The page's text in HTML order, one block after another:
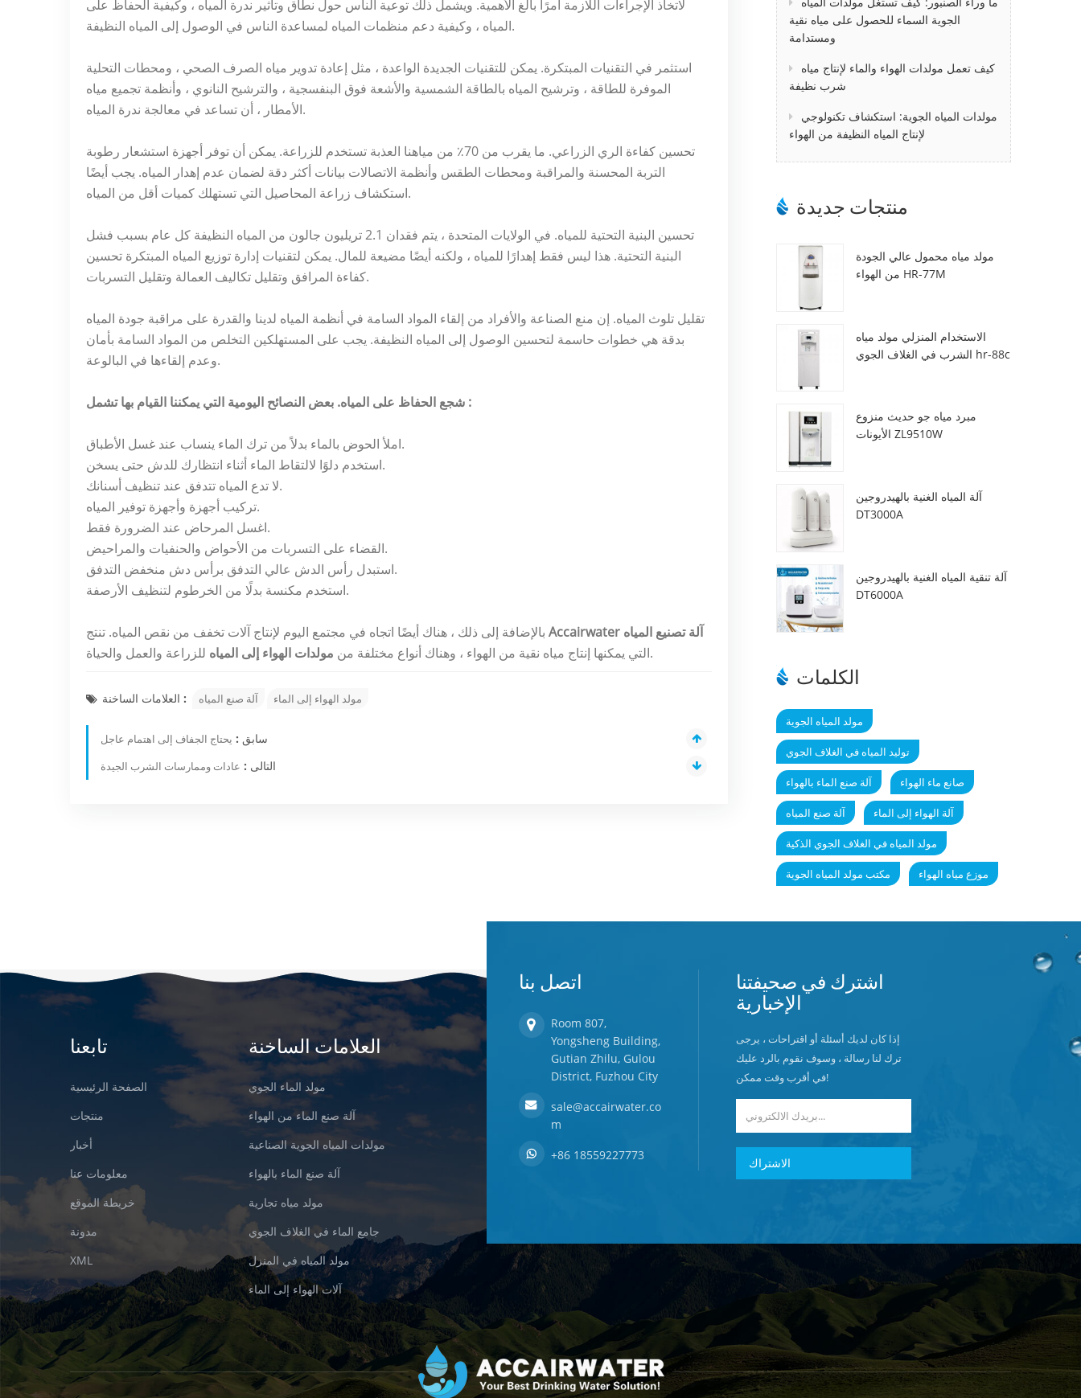
لاتخاذ الإجراءات اللازمة أمرًا بالغ الأهمية. ويشمل ذلك توعية الناس حول نطاق وتأثير ندرة المياه ، وكيفية الحفاظ على
المياه ، وكيفية دعم منظمات المياه لمساعدة الناس في الوصول إلى المياه النظيفة.
استثمر في التقنيات المبتكرة. يمكن للتقنيات الجديدة الواعدة ، مثل إعادة تدوير مياه الصرف الصحي ، ومحطات التحلية
الموفرة للطاقة ، وترشيح المياه بالطاقة الشمسية والأشعة فوق البنفسجية ، والترشيح النانوي ، وأنظمة تجميع مياه
الأمطار ، أن تساعد في معالجة ندرة المياه.
تحسين كفاءة الري الزراعي. ما يقرب من 70٪ من مياهنا العذبة تستخدم للزراعة. يمكن أن توفر أجهزة استشعار رطوبة
التربة المحسنة والمراقبة ومحطات الطقس وأنظمة الاتصالات بيانات أكثر دقة لضمان عدم إهدار المياه. يجب أيضًا
استكشاف زراعة المحاصيل التي تستهلك كميات أقل من المياه.
تحسين البنية التحتية للمياه. في الولايات المتحدة ، يتم فقدان 2.1 تريليون جالون من المياه النظيفة كل عام بسبب فشل
البنية التحتية. هذا ليس فقط إهدارًا للمياه ، ولكنه أيضًا مضيعة للمال. يمكن لتقنيات إدارة توزيع المياه المبتكرة تحسين
كفاءة المرافق وتقليل تكاليف العمالة وتقليل التسربات.
تقليل تلوث المياه. إن منع الصناعة والأفراد من إلقاء المواد السامة في أنظمة المياه لدينا والقدرة على مراقبة جودة المياه
بدقة هي خطوات حاسمة لتحسين الوصول إلى المياه النظيفة. يجب على المستهلكين التخلص من المواد السامة بأمان
وعدم إلقاءها في البالوعة.
:
املأ الحوض بالماء بدلاً من ترك الماء ينساب عند غسل الأطباق.
استخدم دلوًا لالتقاط الماء أثناء انتظارك للدش حتى يسخن.
لا تدع المياه تتدفق عند تنظيف أسنانك.
تركيب أجهزة وأجهزة توفير المياه.
اغسل المرحاض عند الضرورة فقط.
القضاء على التسربات من الأحواض والحنفيات والمراحيض.
استبدل رأس الدش عالي التدفق برأس دش منخفض التدفق.
استخدم مكنسة بدلًا من الخرطوم لتنظيف الأرصفة.
Accairwater آلةتصنيع المياه
التي يمكنها إنتاج مياه نقية من الهواء ، وهناك أنواع مختلفة من مولدات الهواء إلى المياه للزراعة والعمل والحياة.
العلامات الساخنة : آلة صنع المياه مولد الهواء إلى الماء
سابق : يحتاج الجفاف إلى اهتمام عاجل
التالى : عادات وممارسات الشرب الجيدة
الجوية السماء للحصول على مياه نقية
ومستدامة
كيف تعمل مولدات الهواء والماء لإنتاج مياه
شرب نظيفة
مولدات المياه الجوية: استكشاف تكنولوجي
لإنتاج المياه النظيفة من الهواء
منتجات جديدة
مولد مياه محمول عالي الجودة
من الهواء HR-77M
الاستخدام المنزلي مولد مياه
الشرب في الغلاف الجوي hr-88c
مبرد مياه جو حديث منزوع
الأيونات ZL9510W
آلة المياه الغنية بالهيدروجين
DT3000A
آلة تنقية المياه الغنية بالهيدروجين
DT6000A
الكلمات
مولد المياه الجوية
توليد المياه في الغلاف الجوي
آلة صنع الماء بالهواء صانع ماء الهواء
آلة صنع المياه آلة الهواء إلى الماء
مولد المياه في الغلاف الجوي الذكية
مكتب مولد المياه الجوية موزع مياه الهواء
تابعنا
الصفحة الرئيسية
منتجات
أخبار
معلومات عنا
خريطة الموقع
مدونة
XML
العلامات الساخنة
مولد الماء الجوي
آلة صنع الماء من الهواء
مولدات المياه الجوية الصناعية
آلة صنع الماء بالهواء
مولد مياه تجارية
جامع الماء في الغلاف الجوي
مولد المياه في المنزل
آلات الهواء إلى الماء
اتصل بنا
Room 807,
Yongsheng Building,
Gutian Zhilu, Gulou
District, Fuzhou City
sale@accairwater.co
m
+86 18559227773
اشترك في صحيفتنا
الإخبارية
إذا كان لديك أسئلة أو اقتراحات ، يرجى
ترك لنا رسالة ، وسوف نقوم بالرد عليك
في أقرب وقت ممكن!
الاشتراك